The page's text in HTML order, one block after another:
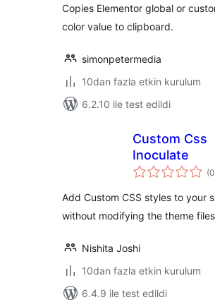
Copies Elementor global or
color value to clipboard.
simonpetermedia
10dan fazla etkin kurulum
6.2.10 ile test edildi
Custom Css
Inoculate
(0
Add Custom CSS styles to your
without modifying the theme
Nishita Joshi
10dan fazla etkin kurulum
6.4.9 ile test edildi